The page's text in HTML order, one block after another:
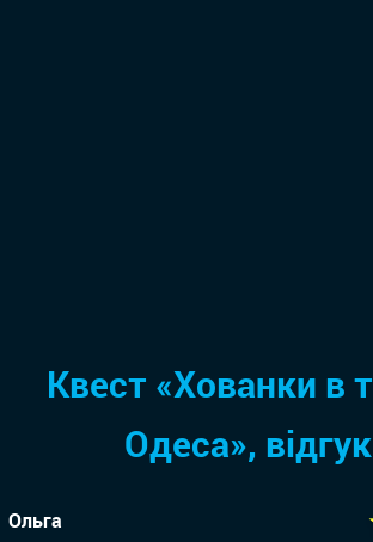
Квест «Хованки в
Одеса»,
Ольга